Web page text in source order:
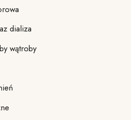
dializa
wątroby